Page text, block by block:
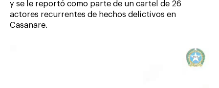
y se le reportó como parte de un cartel de 26
actores recurrentes de hechos delictivos en
Casanare.